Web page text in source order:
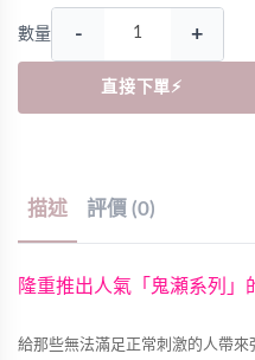
數量 - +
直接下單⚡
描述 評價 (0)
隆重推出人氣「鬼瀬系列」
給那些無法滿足正常刺激的人帶來